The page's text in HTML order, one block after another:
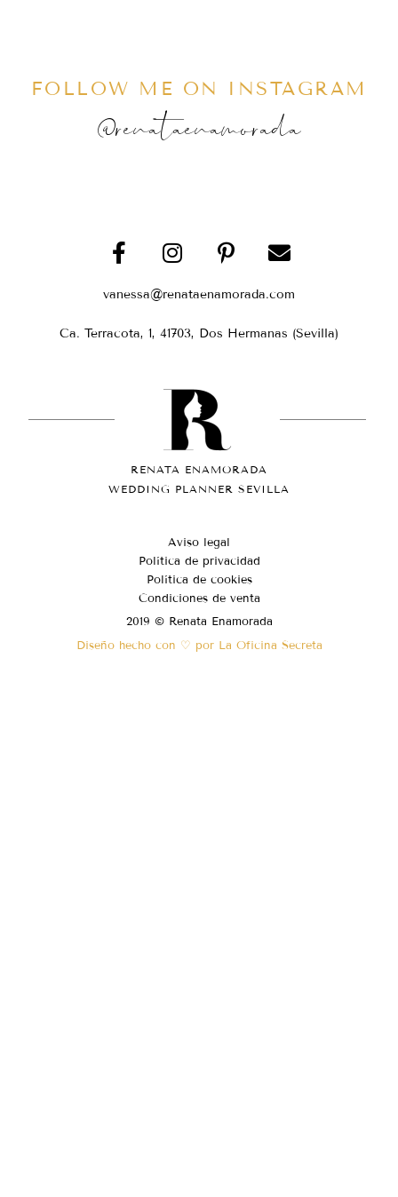
FOLLOW ME ON INSTAGRAM
@renataenamorada
vanessa@renataenamorada.com
Ca. Terracota, 1, 41703, Dos Hermanas (Sevilla)
RENATA ENAMORADA
WEDDING PLANNER SEVILLA
Aviso legal
Política de privacidad
Política de cookies
Condiciones de venta
2019 © Renata Enamorada
Diseño hecho con ♡ por La Oficina Secreta